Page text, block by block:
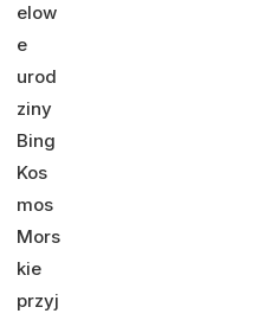
elow
e
urod
ziny
Bing
Kos
mos
Mors
kie
przyj